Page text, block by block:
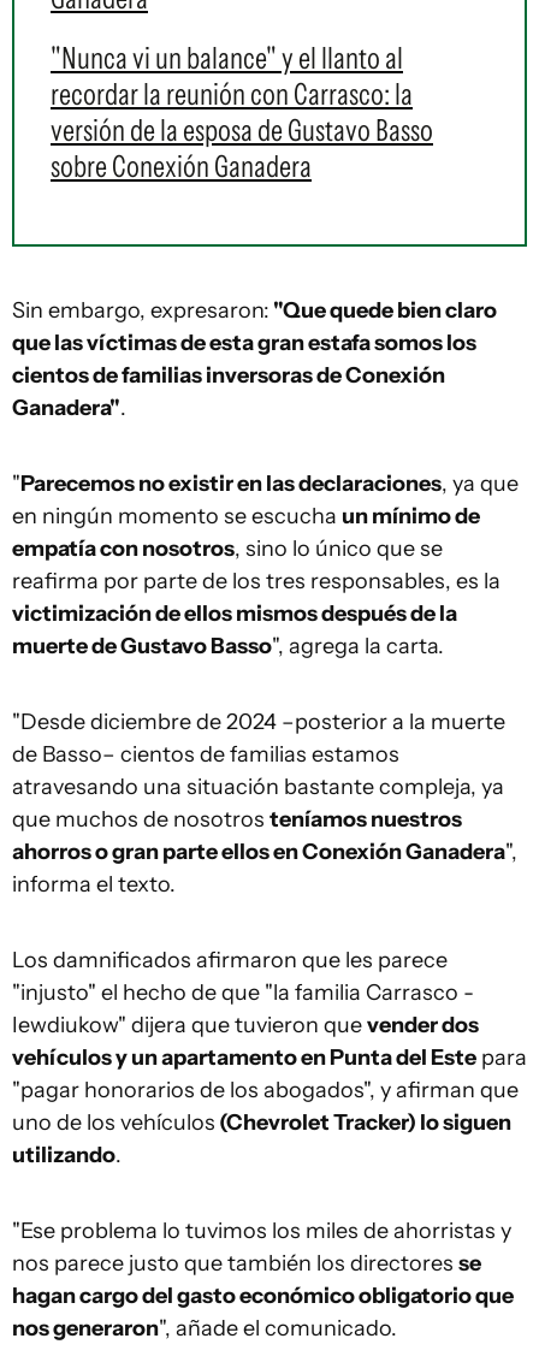
"Nunca vi un balance" y el llanto al
recordar la reunión con Carrasco: la
versión de la esposa de Gustavo Basso
sobre Conexión Ganadera
Sin embargo, expresaron: "Que quede bien claro
que las víctimas de esta gran estafa somos los
cientos de familias inversoras de Conexión
Ganadera".
"Parecemos no existir en las declaraciones, ya que
en ningún momento se escucha un mínimo de
empatía con nosotros, sino lo único que se
reafirma por parte de los tres responsables, es la
victimización de ellos mismos después de la
muerte de Gustavo Basso", agrega la carta.
"Desde diciembre de 2024 –posterior a la muerte
de Basso– cientos de familias estamos
atravesando una situación bastante compleja, ya
que muchos de nosotros teníamos nuestros
ahorros o gran parte ellos en Conexión Ganadera",
informa el texto.
Los damnificados afirmaron que les parece
"injusto" el hecho de que "la familia Carrasco -
Iewdiukow" dijera que tuvieron quevender dos
vehículos y un apartamento en Punta del Este para
"pagar honorarios de los abogados", y afirman que
uno de los vehículos (Chevrolet Tracker) lo siguen
utilizando.
"Ese problema lo tuvimos los miles de ahorristas y
nos parece justo que también los directores se
hagan cargo del gasto económico obligatorio que
nos generaron", añade el comunicado.